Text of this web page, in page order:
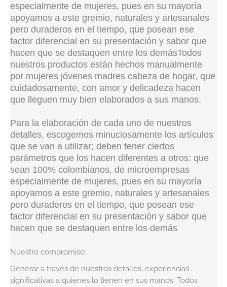
especialmente de mujeres, pues en su mayoría
apoyamos a este gremio, naturales y artesanales
pero duraderos en el tiempo, que posean ese
factor diferencial en su presentación y sabor que
hacen que se destaquen entre los demásTodos
nuestros productos están hechos manualmente
por mujeres jóvenes madres cabeza de hogar, que
cuidadosamente, con amor y delicadeza hacen
que lleguen muy bien elaborados a sus manos.
Para la elaboración de cada uno de nuestros
detalles, escogemos minuciosamente los artículos
que se van a utilizar; deben tener ciertos
parámetros que los hacen diferentes a otros: que
sean 100% colombianos, de microempresas
especialmente de mujeres, pues en su mayoría
apoyamos a este gremio, naturales y artesanales
pero duraderos en el tiempo, que posean ese
factor diferencial en su presentación y sabor que
hacen que se destaquen entre los demás
Nuestro compromiso:
Generar a través de nuestros detalles, experiencias
significativas a quienes lo tienen en sus manos. Todos